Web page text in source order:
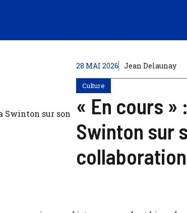
28 MAI 2026 Jean Delaunay
Culture
« En cours
Swinton sur